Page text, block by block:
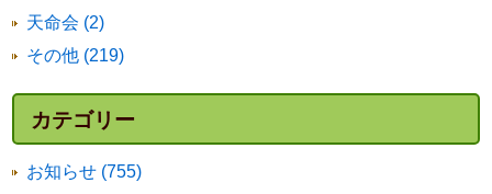
天命会 (2)
その他 (219)
カテゴリー
お知らせ (755)